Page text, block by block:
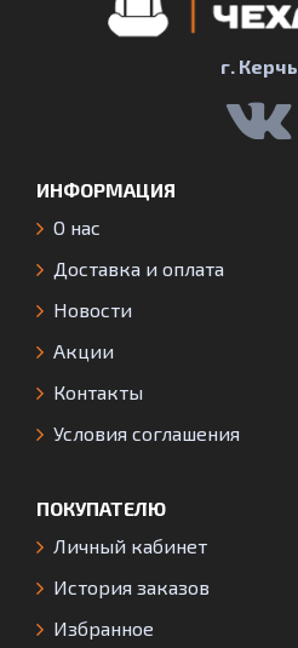
г. Керчь
ИНФОРМАЦИЯ
О нас
Доставка и оплата
Новости
Акции
Контакты
Условия соглашения
ПОКУПАТЕЛЮ
Личный кабинет
История заказов
Избранное